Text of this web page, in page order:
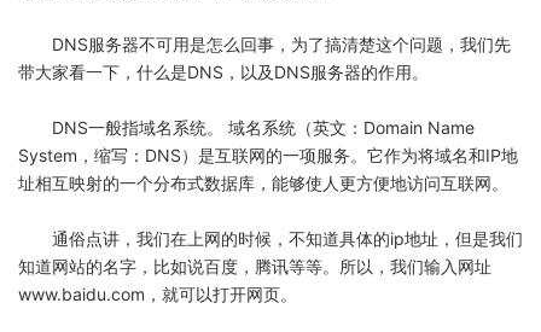
DNS服务器不可用是怎么回事，为了搞清楚这个问题，我们先
带大家看一下，什么是DNS，以及DNS服务器的作用。
DNS一般指域名系统。 域名系统（英文：Domain Name
System，缩写：DNS）是互联网的一项服务。它作为将域名和IP地
址相互映射的一个分布式数据库，能够使人更方便地访问互联网。
通俗点讲，我们在上网的时候，不知道具体的ip地址，但是我们
知道网站的名字，比如说百度，腾讯等等。所以，我们输入网址
www.baidu.com，就可以打开网页。